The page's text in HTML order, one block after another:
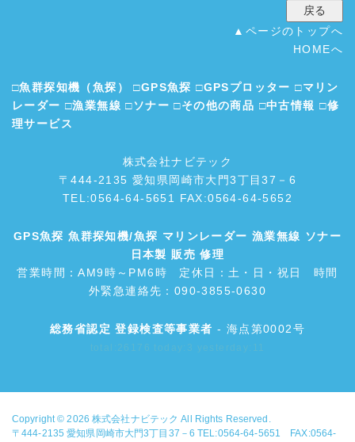
▲ページのトップへ
HOMEへ
□魚群探知機（魚探） □GPS魚探 □GPSプロッター □マリン
レーダー □漁業無線 □ソナー □その他の商品 □中古情報 □修
理サービス
株式会社ナビテック
〒444-2135 愛知県岡崎市大門3丁目37－6
TEL:0564-64-5651 FAX:0564-64-5652
GPS魚探 魚群探知機/魚探 マリンレーダー 漁業無線
ソナー
日本製 販売 修理
営業時間：AM9時～PM6時 定休日：土・日・祝日 時間
外緊急連絡先：090-3855-0630
総務省認定 登録検査等事業者 - 海点第0002号
total:26176 today:3 yesterday:11
Copyright © 2026株式会社ナビテック All Rights Reserved.
〒444-2135 愛知県岡崎市大門3丁目37－6 TEL:0564-64-5651 FAX:0564-